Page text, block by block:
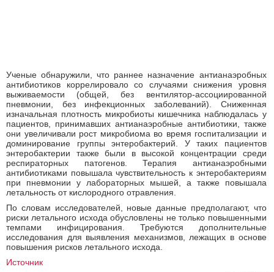
Ученые обнаружили, что раннее назначение антианаэробных
антибиотиков коррелировало со случаями снижения уровня
выживаемости (общей, без вентилятор-ассоциированной
пневмонии, без инфекционных заболеваний). Сниженная
изначальная плотность микробиоты кишечника наблюдалась у
пациентов, принимавших антианаэробные антибиотики, также
они увеличивали рост микробиома во время госпитализации и
доминирование группы энтеробактерий. У таких пациентов
энтеробактерии также были в высокой концентрации среди
респираторных патогенов. Терапия антианаэробными
антибиотиками повышала чувствительность к энтеробактериям
при пневмонии у лабораторных мышей, а также повышала
летальность от кислородного отравления.
По словам исследователей, новые данные предполагают, что
риски летального исхода обусловлены не только повышенными
темпами инфицирования. Требуются дополнительные
исследования для выявления механизмов, лежащих в основе
повышения рисков летального исхода.
Источник